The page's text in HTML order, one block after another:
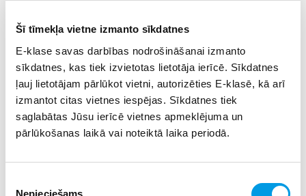
Šī tīmekļa vietne izmanto sīkdatnes
E-klase savas darbības nodrošināšanai izmanto
sīkdatnes, kas tiek izvietotas lietotāja ierīcē. Sīkdatnes
ļauj lietotājam pārlūkot vietni, autorizēties E-klasē, kā arī
izmantot citas vietnes iespējas. Sīkdatnes tiek
saglabātas Jūsu ierīcē vietnes apmeklējuma un
pārlūkošanas laikā vai noteiktā laika periodā.
Nepieciešams
eTwinning projekti ne tikai palīdz apgūt obligāto mācību
saturu neierastā veidā, bet palīdz arī attīstīt arī dažādas
prasmes, kas vairāk saistītas ar neformālo izglītību, tāpēc
semināra noslēgumā skolotāji apguva dažādas neformālās
izglītības metodes, lai paši varētu dažādāk strādāt ar
saviem skolēniem. Trīs stundu intensīvā darbnīcā, ko
vadīja Ieva Grundšteine, skolotāji varēja iegūt gan
teorētiskas zināšanas un informāciju, kur meklēt